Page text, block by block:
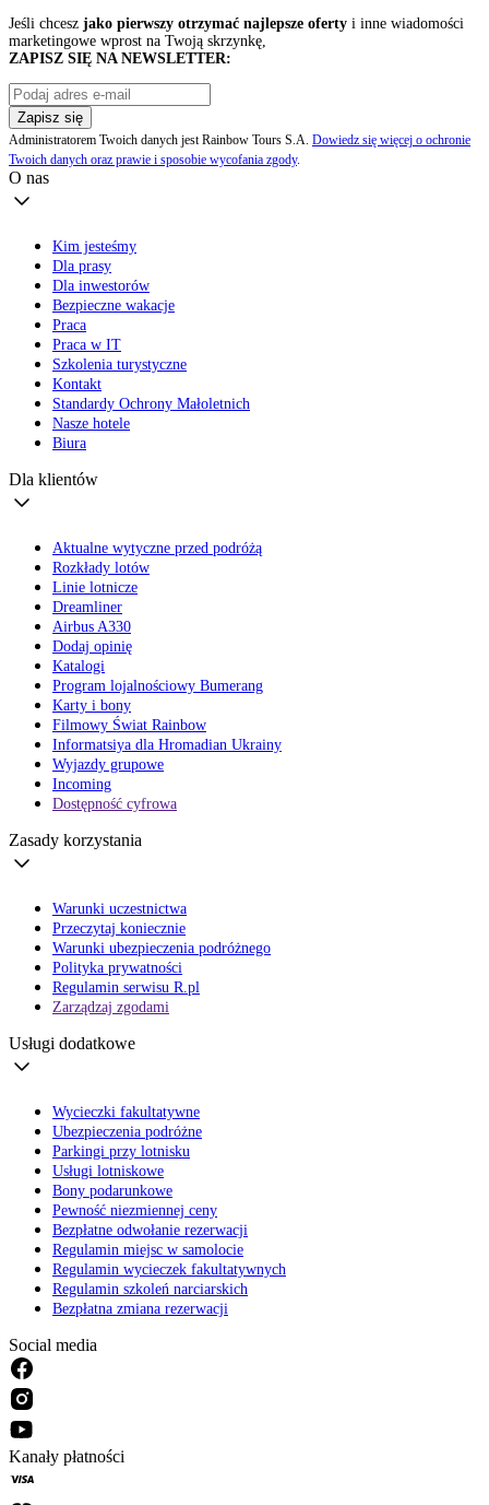
Jeśli chcesz jako pierwszy otrzymać najlepsze oferty i inne wiadomości
marketingowe wprost na Twoją skrzynkę,
ZAPISZ SIĘ NA NEWSLETTER:
Zapisz się
Administratorem Twoich danych jest Rainbow Tours S.A. Dowiedz się więcej o ochronie
Twoich danych oraz prawie i sposobie wycofania zgody.
O nas
Kim jesteśmy
Dla prasy
Dla inwestorów
Bezpieczne wakacje
Praca
Praca w IT
Szkolenia turystyczne
Kontakt
Standardy Ochrony Małoletnich
Nasze hotele
Biura
Dla klientów
Aktualne wytyczne przed podróżą
Rozkłady lotów
Linie lotnicze
Dreamliner
Airbus A330
Dodaj opinię
Katalogi
Program lojalnościowy Bumerang
Karty i bony
Filmowy Świat Rainbow
Informatsiya dla Hromadian Ukrainy
Wyjazdy grupowe
Incoming
Dostępność cyfrowa
Zasady korzystania
Warunki uczestnictwa
Przeczytaj koniecznie
Warunki ubezpieczenia podróżnego
Polityka prywatności
Regulamin serwisu R.pl
Zarządzaj zgodami
Usługi dodatkowe
Wycieczki fakultatywne
Ubezpieczenia podróżne
Parkingi przy lotnisku
Usługi lotniskowe
Bony podarunkowe
Pewność niezmiennej ceny
Bezpłatne odwołanie rezerwacji
Regulamin miejsc w samolocie
Regulamin wycieczek fakultatywnych
Regulamin szkoleń narciarskich
Bezpłatna zmiana rezerwacji
Social media
Kanały płatności